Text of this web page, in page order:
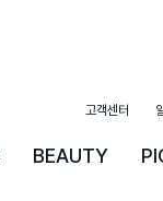
BEAUTY
고객센터